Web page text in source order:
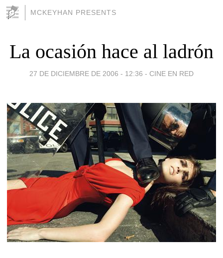
MCKEYHAN PRESENTS
La ocasión hace al ladrón
27 DE DICIEMBRE DE 2006 - 12:36 - CINE EN RED